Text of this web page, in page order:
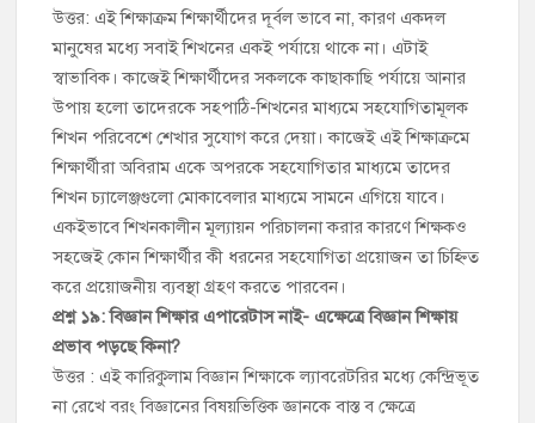
উত্তর: এই শিক্ষাক্রম শিক্ষার্থীদের দূর্বল ভাবে না, কারণ একদল
মানুষের মধ্যে সবাই শিখনের একই পর্যায়ে থাকে না। এটাই
স্বাভাবিক। কাজেই শিক্ষার্থীদের সকলকে কাছাকাছি পর্যায়ে আনার
উপায় হলো তাদেরকে সহপাঠি-শিখনের মাধ্যমে সহযোগিতামূলক
শিখন পরিবেশে শেখার সুযোগ করে দেয়া। কাজেই এই শিক্ষাক্রমে
শিক্ষার্থীরা অবিরাম একে অপরকে সহযোগিতার মাধ্যমে তাদের
শিখন চ্যালেঞ্জগুলো মোকাবেলার মাধ্যমে সামনে এগিয়ে যাবে।
একইভাবে শিখনকালীন মূল্যায়ন পরিচালনা করার কারণে শিক্ষকও
সহজেই কোন শিক্ষার্থীর কী ধরনের সহযোগিতা প্রয়োজন তা চিহ্নিত
করে প্রয়োজনীয় ব্যবস্থা গ্রহণ করতে পারবেন।
প্রশ্ন ১৯: বিজ্ঞান শিক্ষার এপারেটাস নাই- এক্ষেত্রে বিজ্ঞান শিক্ষায়
প্রভাব পড়ছে কিনা?
উত্তর : এই কারিকুলাম বিজ্ঞান শিক্ষাকে ল্যাবরেটরির মধ্যে কেন্দ্রিভূত
না রেখে বরং বিজ্ঞানের বিষয়ভিত্তিক জ্ঞানকে বাস্ত ব ক্ষেত্রে